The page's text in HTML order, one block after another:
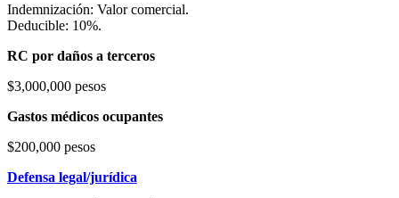
Indemnización: Valor comercial.
Deducible: 10%.
RC por daños a terceros
$3,000,000 pesos
Gastos médicos ocupantes
$200,000 pesos
Defensa legal/jurídica